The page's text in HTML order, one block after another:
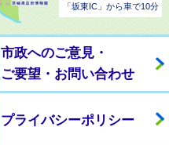
「坂東IC」から車で10分
市政へのご意見・
ご要望・お問い合わせ
プライバシーポリシー